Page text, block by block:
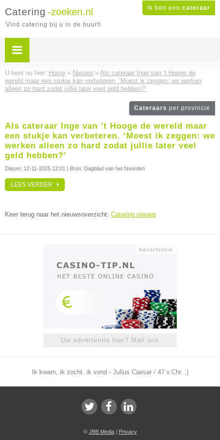
Ik ben een cateraar
Catering -zoeken.nl
Vind catering bij u in de buurt!
U bent nu hier: Home » Nieuws » Als cateraar Inge van ’t Hooge de
wereld maar een stukje kan verbeteren. ‘Moest ik zeggen: we werken
alleen zo hard zodat jullie later veel geld hebben?’
Cateraars per provincie
Als cateraar Inge van ’t Hooge de wereld maar
een stukje kan verbeteren. ‘Moest ik zeggen: we
werken alleen zo hard zodat jullie later veel
geld hebben?’
Datum: 12-11-2025 12:01 | Bron: Dagblad van het Noorden
LEES VERDER
Keer terug naar het nieuwsoverzicht: Catering nieuws
Uw advertentie hier? Mail ons
Ik kwam, ik zocht, ik vond - Julius Caesar / 47 v.Chr. ;)
© JBB Media| Privacy